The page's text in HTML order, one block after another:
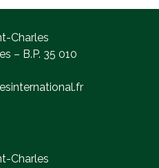
Charles
– B.P. 35 010
Charles